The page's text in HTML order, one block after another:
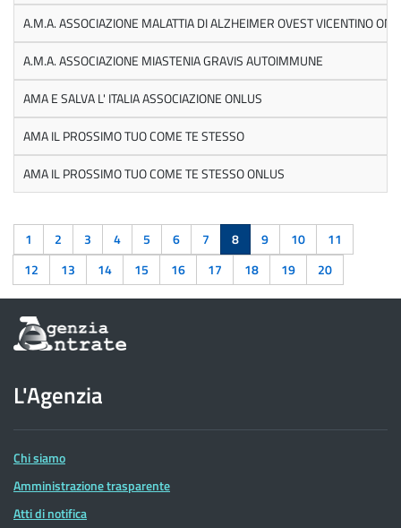
A.M.A. ASSOCIAZIONE MALATTIA DI ALZHEIMER OVEST VICENTINO
A.M.A. ASSOCIAZIONE MIASTENIA GRAVIS AUTOIMMUNE
AMA E SALVA L' ITALIA ASSOCIAZIONE ONLUS
AMA IL PROSSIMO TUO COME TE STESSO
AMA IL PROSSIMO TUO COME TE STESSO ONLUS
1 2 3 4 5 6 7 8 9 10
11
12
13 14 15 16 17 18 19 20
Informazioni
sul
dell'Agenzia
delle
Entrate
L'Agenzia
Chi siamo
Amministrazione trasparente
Atti di notifica